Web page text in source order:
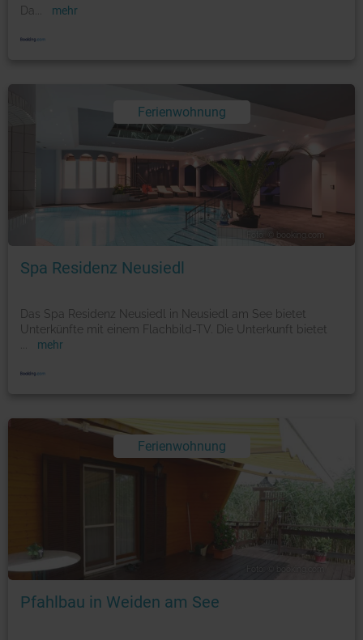
Da
mehr
Ferienwohnung
Foto: © booking.com
Spa Residenz Neusiedl
Das Spa Residenz Neusiedl in Neusiedl am See bietet
Unterkünfte mit einem Flachbild-TV. Die Unterkunft bietet
mehr
Ferienwohnung
Pfahlbau in Weiden am See